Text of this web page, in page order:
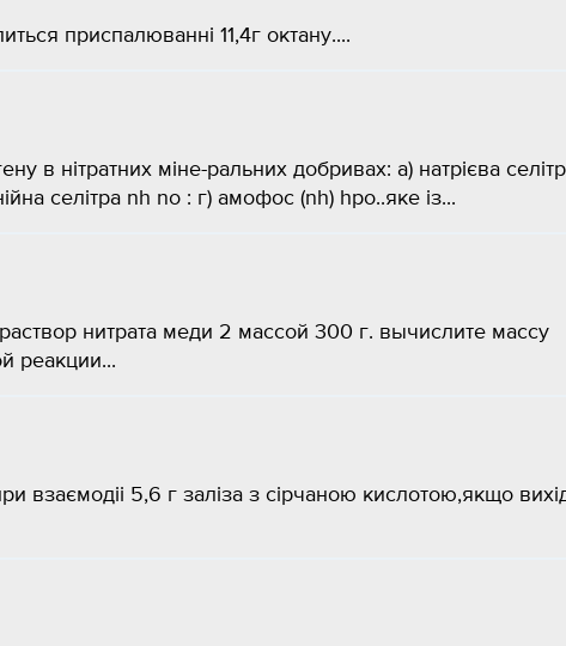
приспалюванні 11,4г октану....
в нітратних міне-ральних добривах: а) натрієва
селітра nh no : г) амофос (nh) hpo..яке із...
нитрата меди 2 массой 300 г. вычислите массу
реакции...
взаємодіі 5,6 г заліза з сірчаною кислотою,якщо